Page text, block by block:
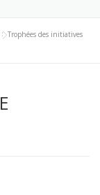
>Trophées des initiatives